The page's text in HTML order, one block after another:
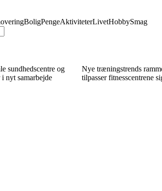
BoligPengeAktiviteterLivetHobbySmag
sundhedscentre og
nyt samarbejde
Nye træningstrends
tilpasser fitnesscentrene